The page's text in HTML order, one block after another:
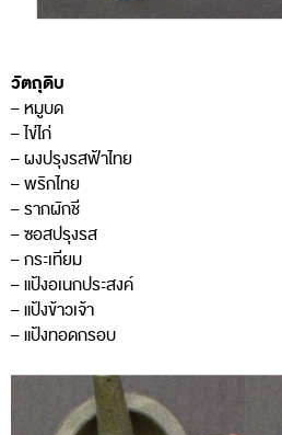
วัตถุดิบ
– หมูบด
– ไข่ไก่
– ผงปรุงรสฟ้าไทย
– พริกไทย
– รากผักชี
– ซอสปรุงรส
– กระเทียม
– แป้งอเนกประสงค์
– แป้งข้าวเจ้า
– แป้งทอดกรอบ